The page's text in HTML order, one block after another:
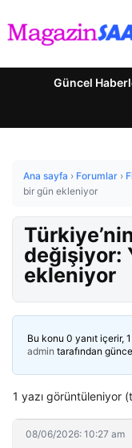
Güncel
Ana sayfa › Forumlar ›
bir gün ekleniyor
değişiyor:
ekleniyor
Bu konu 0 yanıt içerir,
admin tarafından
1 yazı görüntüleniyor
08/06/2026: 10:27 am